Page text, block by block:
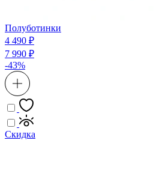
Полуботинки
4 490 ₽
7 990 ₽
-43%
Скидка